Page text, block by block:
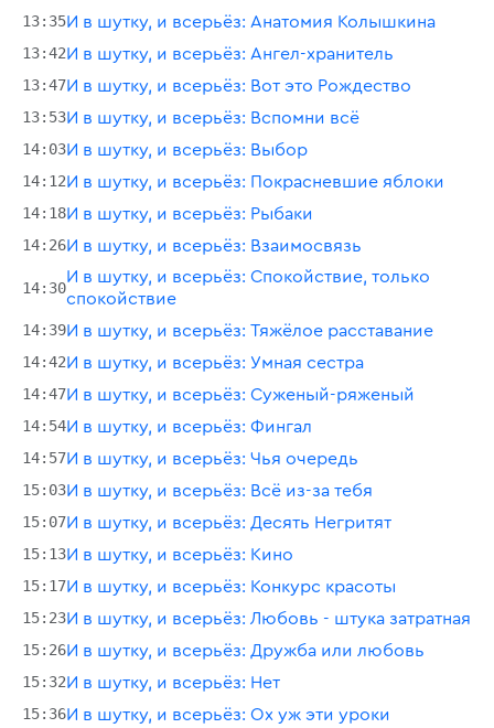
13:35И в шутку, и всерьёз: Анатомия Колышкина
13:42И в шутку, и всерьёз: Ангел-хранитель
13:47И в шутку, и всерьёз: Вот это Рождество
13:53И в шутку, и всерьёз: Вспомни всё
14:03И в шутку, и всерьёз: Выбор
14:12И в шутку, и всерьёз: Покрасневшие яблоки
14:18И в шутку, и всерьёз: Рыбаки
14:26И в шутку, и всерьёз: Взаимосвязь
14:30
И в шутку, и всерьёз: Спокойствие, только
спокойствие
14:39И в шутку, и всерьёз: Тяжёлое расставание
14:42И в шутку, и всерьёз: Умная сестра
14:47И в шутку, и всерьёз: Суженый-ряженый
14:54И в шутку, и всерьёз: Фингал
14:57И в шутку, и всерьёз: Чья очередь
15:03И в шутку, и всерьёз: Всё из-за тебя
15:07И в шутку, и всерьёз: Десять Негритят
15:13И в шутку, и всерьёз: Кино
15:17И в шутку, и всерьёз: Конкурс красоты
15:23И в шутку, и всерьёз: Любовь - штука затратная
15:26И в шутку, и всерьёз: Дружба или любовь
15:32И в шутку, и всерьёз: Нет
15:36И в шутку, и всерьёз: Ох уж эти уроки